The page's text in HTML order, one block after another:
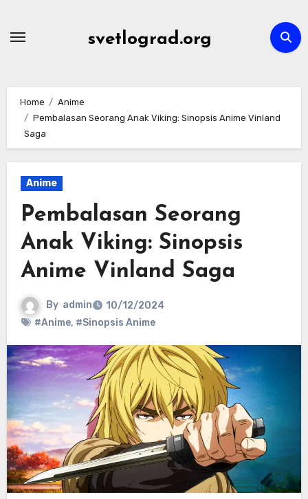
svetlograd.org
Home
Anime
Pembalasan Seorang Anak Viking: Sinopsis Anime Vinland
Saga
Anime
Pembalasan Seorang
Anak Viking: Sinopsis
Anime Vinland Saga
By admin
10/12/2024
#Anime, #Sinopsis Anime